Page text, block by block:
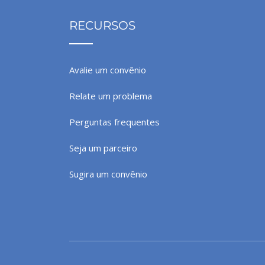
RECURSOS
Avalie um convênio
Relate um problema
Perguntas frequentes
Seja um parceiro
Sugira um convênio